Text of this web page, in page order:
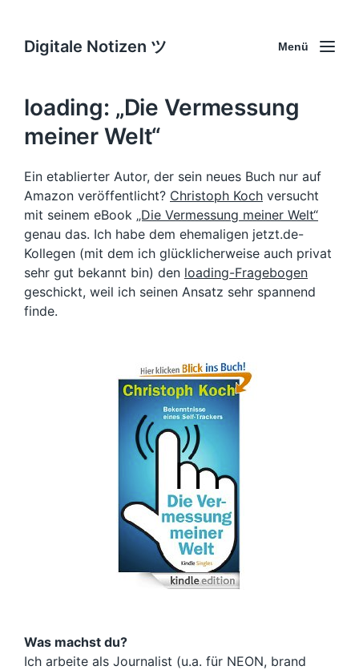
Digitale Notizen ツ Menü
loading: „Die Vermessung
meiner Welt“
Ein etablierter Autor, der sein neues Buch nur auf
Amazon veröffentlicht? Christoph Koch versucht
mit seinem eBook „Die Vermessung meiner Welt“
genau das. Ich habe dem ehemaligen jetzt.de-
Kollegen (mit dem ich glücklicherweise auch privat
sehr gut bekannt bin) den loading-Fragebogen
geschickt, weil ich seinen Ansatz sehr spannend
finde.
Was machst du?
Ich arbeite als Journalist (u.a. für NEON, brand